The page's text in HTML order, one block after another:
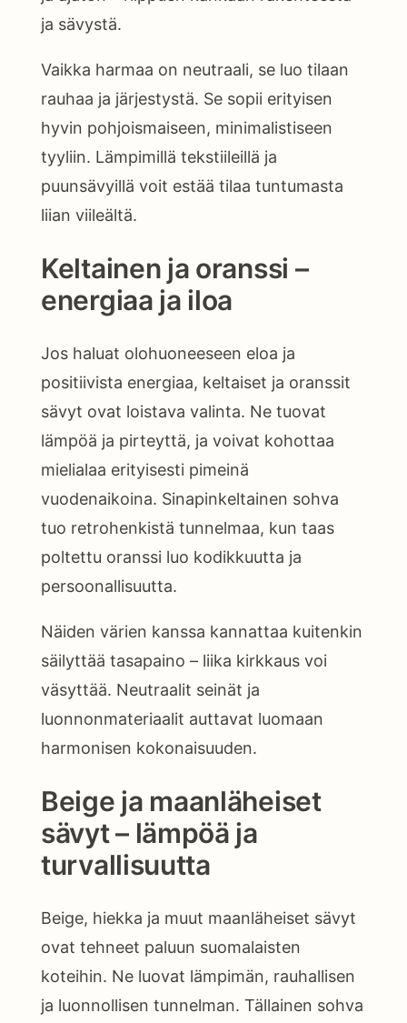
ja sävystä.
Vaikka harmaa on neutraali, se luo tilaan
rauhaa ja järjestystä. Se sopii erityisen
hyvin pohjoismaiseen, minimalistiseen
tyyliin. Lämpimillä tekstiileillä ja
puunsävyillä voit estää tilaa tuntumasta
liian viileältä.
Keltainen ja oranssi –
energiaa ja iloa
Jos haluat olohuoneeseen eloa ja
positiivista energiaa, keltaiset ja oranssit
sävyt ovat loistava valinta. Ne tuovat
lämpöä ja pirteyttä, ja voivat kohottaa
mielialaa erityisesti pimeinä
vuodenaikoina. Sinapinkeltainen sohva
tuo retrohenkistä tunnelmaa, kun taas
poltettu oranssi luo kodikkuutta ja
persoonallisuutta.
Näiden värien kanssa kannattaa kuitenkin
säilyttää tasapaino – liika kirkkaus voi
väsyttää. Neutraalit seinät ja
luonnonmateriaalit auttavat luomaan
harmonisen kokonaisuuden.
Beige ja maanläheiset
sävyt – lämpöä ja
turvallisuutta
Beige, hiekka ja muut maanläheiset sävyt
ovat tehneet paluun suomalaisten
koteihin. Ne luovat lämpimän, rauhallisen
ja luonnollisen tunnelman. Tällainen sohva